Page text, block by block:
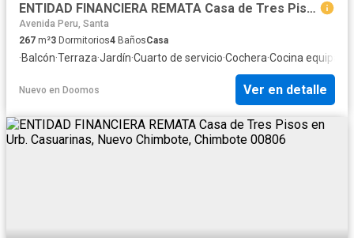
ENTIDAD FINANCIERA REMATA Casa de Tres Pisos en Urb. Casuarinas, Nuevo Chimbote, Chimbote 00806
Avenida Peru, Santa
267 m²3 Dormitorios4 BañosCasa
·Balcón·Terraza·Jardín·Cuarto de servicio·Cochera·Cocina equipada
Nuevo en Doomos Ver en detalle